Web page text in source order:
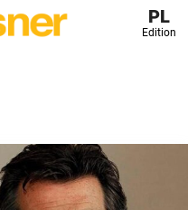
PL
Edition